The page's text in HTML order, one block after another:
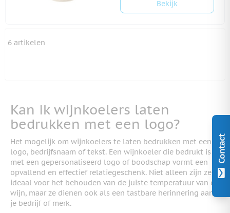
Contact
Bekijk
6 artikelen
Kan ik wijnkoelers laten
bedrukken met een logo?
Het mogelijk om wijnkoelers te laten bedrukken met een
logo, bedrijfsnaam of tekst. Een wijnkoeler die bedrukt is
met een gepersonaliseerd logo of boodschap vormt een
opvallend en effectief relatiegeschenk. Niet alleen zijn ze
ideaal voor het behouden van de juiste temperatuur van de
wijn, maar ze dienen ook als een tastbare herinnering aan
je bedrijf of merk.